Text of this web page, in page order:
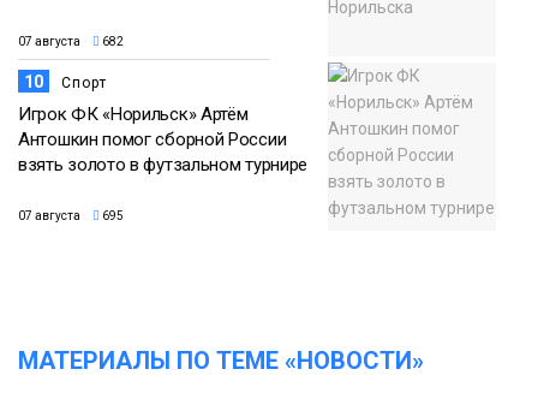
07 августа 682
10 Спорт
Игрок ФК «Норильск» Артём
Антошкин помог сборной России
взять золото в футзальном турнире
07 августа 695
МАТЕРИАЛЫ ПО ТЕМЕ «НОВОСТИ»